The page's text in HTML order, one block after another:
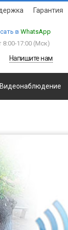
Гарантия
в WhatsApp
8:00-17:00 (Мcк)
Напишите нам
Видеонаблюдение